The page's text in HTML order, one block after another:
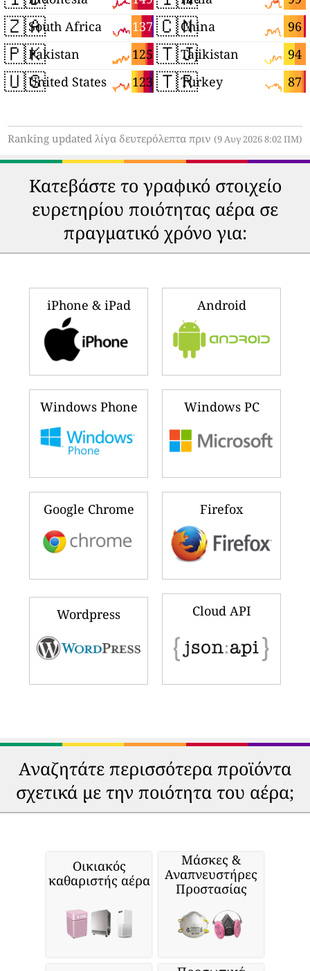
🇿🇦 137
South Africa
🇵🇰 125
Pakistan
🇺🇸 123
United States
🇨🇳 96
China
🇹🇯 94
Tajikistan
🇹🇷 87
Turkey
Ranking updated λίγα δευτερόλεπτα πριν (9 Αυγ 2026 8:02 ΠΜ)
Κατεβάστε το γραφικό στοιχείο
ευρετηρίου ποιότητας αέρα σε
πραγματικό χρόνο για:
iPhone & iPad Android
Windows Phone Windows PC
Google Chrome Firefox
Wordpress Cloud API
Αναζητάτε περισσότερα προϊόντα
σχετικά με την ποιότητα του αέρα;
Οικιακός
καθαριστής αέρα
Μάσκες &
Αναπνευστήρες
Προστασίας